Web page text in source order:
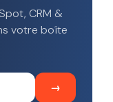
CRM &
votre boîte